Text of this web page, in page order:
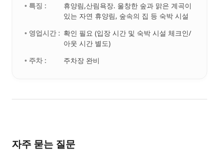
• 특징 :
휴양림,산림욕장. 울창한 숲과 맑은 계곡이
있는 자연 휴양림, 숲속의 집 등 숙박 시설
• 영업시간 : 확인 필요 (입장 시간 및 숙박 시설 체크인/
아웃 시간 별도)
• 주차 :
주차장 완비
자주 묻는 질문